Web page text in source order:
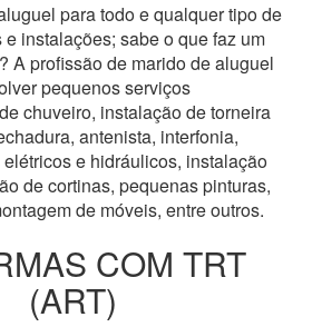
para todo e qualquer tipo de
instalações; sabe o que faz um
A profissão de marido de aluguel
pequenos serviços
chuveiro, instalação de torneira
antenista, interfonia,
e hidráulicos, instalação
de cortinas, pequenas pinturas,
de móveis, entre outros.
COM TRT
(ART)